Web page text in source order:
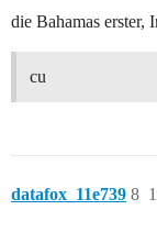
die Bahamas erster,
cu
datafox_11e739 8